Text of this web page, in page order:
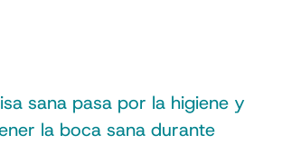
sana pasa por la higiene y
la boca sana durante